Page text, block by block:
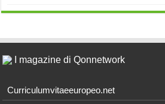
I magazine di Qonnetwork
Curriculumvitaeeuropeo.net